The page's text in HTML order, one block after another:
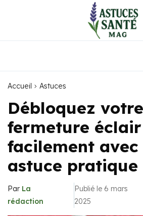
Accueil Astuces
Débloquez votre
fermeture éclair
facilement
astuce pratique
Par La
rédaction
Publié le 6 mars
2025